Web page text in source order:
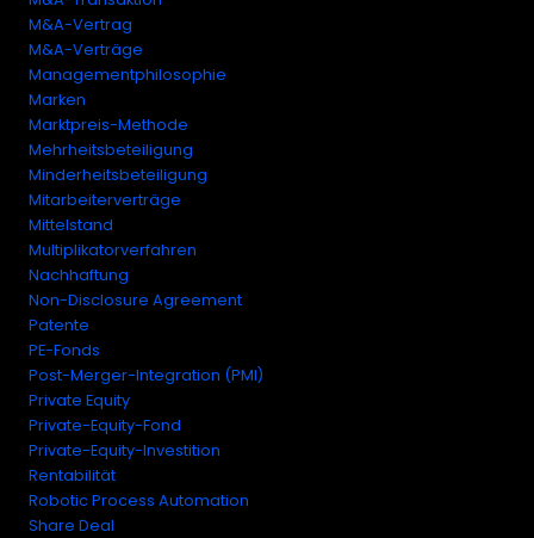
M&A-Vertrag
M&A-Verträge
Managementphilosophie
Marken
Marktpreis-Methode
Mehrheitsbeteiligung
Minderheitsbeteiligung
Mitarbeiterverträge
Mittelstand
Multiplikatorverfahren
Nachhaftung
Non-Disclosure Agreement
Patente
PE-Fonds
Post-Merger-Integration (PMI)
Private Equity
Private-Equity-Fond
Private-Equity-Investition
Rentabilität
Robotic Process Automation
Share Deal